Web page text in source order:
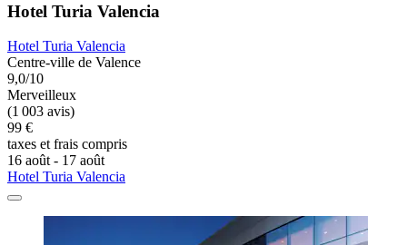
Hotel Turia Valencia
Hotel Turia Valencia
Centre-ville de Valence
9,0/10
Merveilleux
(1 003 avis)
99 €
taxes et frais compris
16 août - 17 août
Hotel Turia Valencia